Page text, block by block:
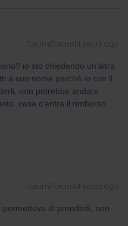
Forum|Forum|4 years ago
io sto chiedendo un’altra
a suo nome perché io con il
non potrebbe andare
cosa c’entra il rimborso
Forum|Forum|4 years ago
di prenderli, non